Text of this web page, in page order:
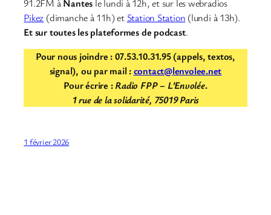
91.2FM àNantes le lundi à 12h, et sur les webradios
Pikez (dimanche à 11h) et Station Station (lundi à 13h).
Et sur toutes les plateformes de podcast.
Pour nous joindre : 07.53.10.31.95 (appels, textos,
signal), ou par mail :contact@lenvolee.net
Pour écrire :Radio FPP – L’Envolée.
1 rue de la solidarité, 75019 Paris
1 février 2026